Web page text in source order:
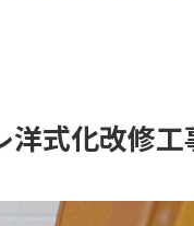
洋式化改修工